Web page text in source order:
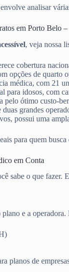
analisar
em Porto Belo –
, veja nossa
cobertura
opções de quarto
médica, com 21
para idosos, com
pelo ótimo custo-
duas grandes
possui uma
para quem
em Conta
sabe o que
e a
planos de